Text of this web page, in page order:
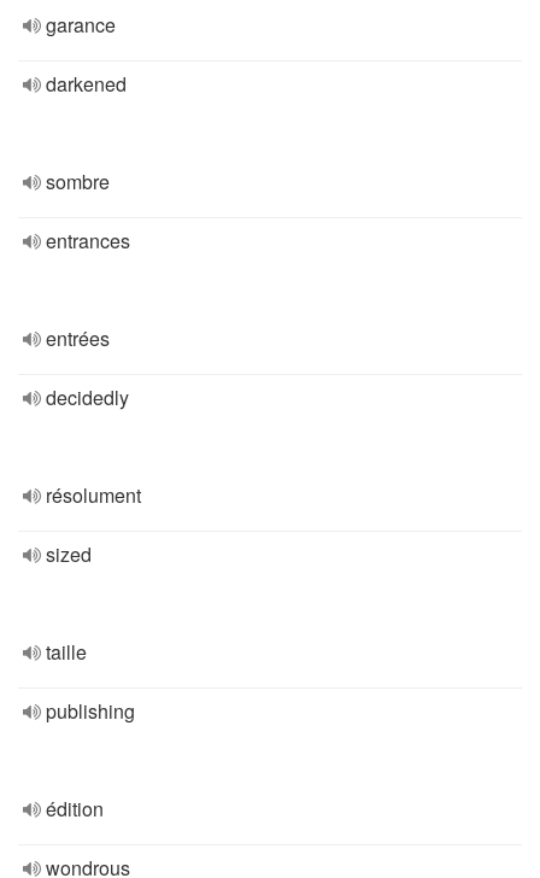
garance
darkened
sombre
entrances
entrées
decidedly
résolument
sized
taille
publishing
édition
wondrous